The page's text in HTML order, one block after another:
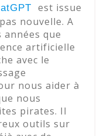
est issue
nouvelle. A
années que
artificielle
avec le
nous aider à
nous
pirates. Il
outils sur